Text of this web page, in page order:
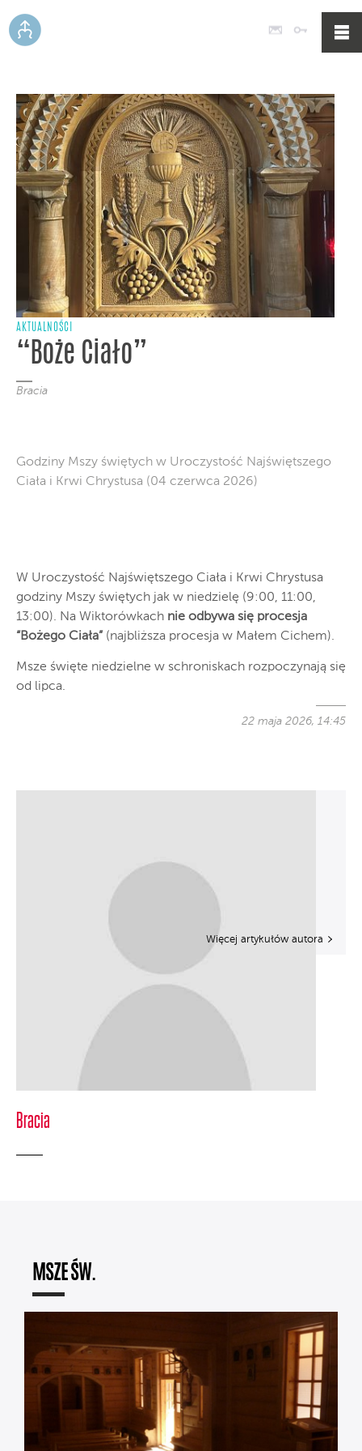
Poczta
AKTUALNOŚCI
“Boże Ciało”
Bracia
Godziny Mszy świętych w Uroczystość Najświętszego
Ciała i Krwi Chrystusa (04 czerwca 2026)
W Uroczystość Najświętszego Ciała i Krwi Chrystusa
godziny Mszy świętych jak w niedzielę (9:00, 11:00,
13:00). Na Wiktorówkach nie odbywa się procesja
“Bożego Ciała” (najbliższa procesja w Małem Cichem).
Msze święte niedzielne w schroniskach rozpoczynają się
od lipca.
22 maja 2026, 14:45
Bracia
Więcej artykułów autora
MSZE ŚW.